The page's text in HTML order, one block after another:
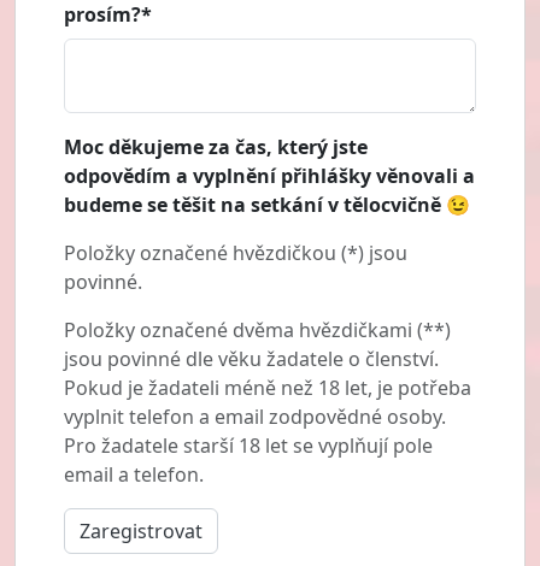
prosím?*
Moc děkujeme za čas, který jste
odpovědím a vyplnění přihlášky věnovali a
budeme se těšit na setkání v tělocvičně 😉
Položky označené hvězdičkou (*) jsou
povinné.
Položky označené dvěma hvězdičkami (**)
jsou povinné dle věku žadatele o členství.
Pokud je žadateli méně než 18 let, je potřeba
vyplnit telefon a email zodpovědné osoby.
Pro žadatele starší 18 let se vyplňují pole
email a telefon.